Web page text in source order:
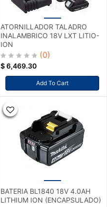
ATORNILLADOR TALADRO
INALAMBRICO 18V LXT LITIO-
ION
(0)
$6,469.30
Add To Cart
BATERIA BL1840 18V 4.0AH
LITHIUM ION (ENCAPSULADO)